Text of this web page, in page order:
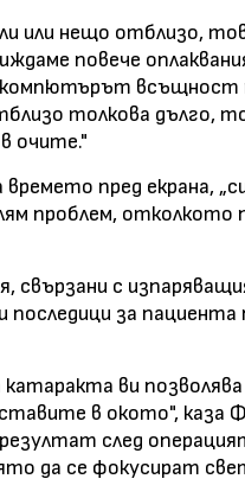
или нещо отблизо,
повече
компютърът всъщност
толкова дълго,
очите."
пред екрана,
проблем, отколкото
свързани с
за пациента
ви
в окото", каза
след
да се фокусират